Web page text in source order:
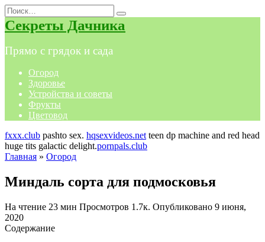
Перейти
к
содержанию
Search
for:
Секреты Дачника
Прямо с грядок и сада
Огород
Здоровье
Устройства и советы
Фрукты
Цветовод
fxxx.club pashto sex. hqsexvideos.net teen dp machine and red head
huge tits galactic delight.pornpals.club
Главная » Огород
Миндаль сорта для подмосковья
На чтение 23 мин Просмотров 1.7к. Опубликовано 9 июня,
2020
Содержание